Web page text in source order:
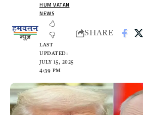
LAST
UPDATED:
JULY 15, 2025
4:39 PM
HUM VATAN
NEWS
SHARE